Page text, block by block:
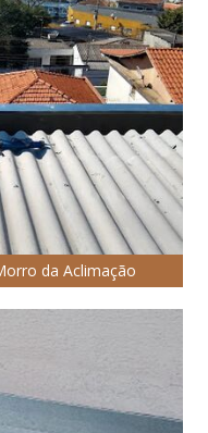
da Aclimação